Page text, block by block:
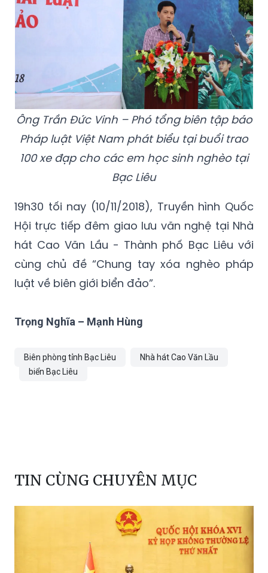
Ông Trần Đức Vinh – Phó tổng biên tập báo
Pháp luật Việt Nam phát biểu tại buổi trao
100 xe đạp cho các em học sinh nghèo tại
Bạc Liêu
19h30 tối nay (10/11/2018), Truyền hình Quốc
Hội trực tiếp đêm giao lưu văn nghệ tại Nhà
hát Cao Văn Lầu - Thành phố Bạc Liêu với
luật về biên giới biển đảo”.
Trọng Nghĩa – Mạnh Hùng
TIN CÙNG CHUYÊN MỤC